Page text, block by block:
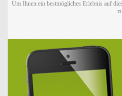
Um Ihnen ein bestmögliches Erlebnis auf